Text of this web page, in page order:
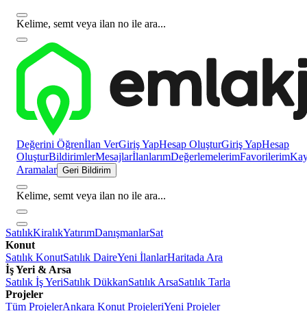
Kelime, semt veya ilan no ile ara...
Değerini Öğrenİlan VerGiriş YapHesap OluşturGiriş YapHesap
OluşturBildirimlerMesajlarİlanlarımDeğerlemelerimFavorilerim
Aramalar Geri Bildirim
Kelime, semt veya ilan no ile ara...
SatılıkKiralıkYatırımDanışmanlarSat
Konut
Satılık KonutSatılık DaireYeni İlanlarHaritada Ara
İş Yeri & Arsa
Satılık İş YeriSatılık DükkanSatılık ArsaSatılık Tarla
Projeler
Tüm ProjelerAnkara Konut ProjeleriYeni Projeler